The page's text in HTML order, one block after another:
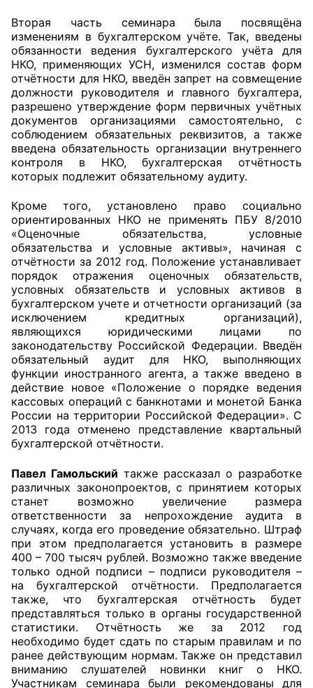
Вторая часть семинара была посвящёна
изменениям в бухгалтерском учёте. Так, введены
обязанности ведения бухгалтерского учёта для
НКО, применяющих УСН, изменился состав форм
отчётности для НКО, введён запрет на совмещение
должности руководителя и главного бухгалтера,
разрешено утверждение форм первичных учётных
документов организациями самостоятельно, с
соблюдением обязательных реквизитов, а также
введена обязательность организации внутреннего
контроля в НКО, бухгалтерская отчётность
которых подлежит обязательному аудиту.
Кроме того, установлено право социально
ориентированных НКО не применять ПБУ 8/2010
«Оценочные обязательства, условные
обязательства и условные активы», начиная с
отчётности за 2012 год. Положение устанавливает
порядок отражения оценочных обязательств,
условных обязательств и условных активов в
бухгалтерском учете и отчетности организаций (за
исключением кредитных организаций),
являющихся юридическими лицами по
законодательству Российской Федерации. Введён
обязательный аудит для НКО, выполняющих
функции иностранного агента, а также введено в
действие новое «Положение о порядке ведения
кассовых операций с банкнотами и монетой Банка
России на территории Российской Федерации». С
2013 года отменено представление квартальный
бухгалтерской отчётности.
Павел Гамольский также рассказал о разработке
различных законопроектов, с принятием которых
станет возможно увеличение размера
ответственности за непрохождение аудита в
случаях, когда его проведение обязательно. Штраф
при этом предполагается установить в размере
400 – 700 тысяч рублей. Возможно также введение
только одной подписи – подписи руководителя –
на бухгалтерской отчётности. Предполагается
также, что бухгалтерская отчётность будет
представляться только в органы государственной
статистики. Отчётность же за 2012 год
необходимо будет сдать по старым правилам и по
ранее действующим нормам. Также он представил
вниманию слушателей новинки книг о НКО.
Участникам семинара были рекомендованы для